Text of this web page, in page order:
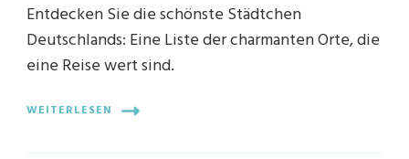
Entdecken Sie die schönste Städtchen
Deutschlands: Eine Liste der charmanten Orte, die
eine Reise wert sind.
WEITERLESEN